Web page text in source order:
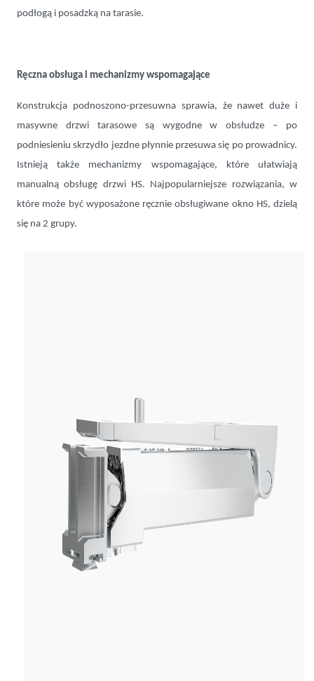
podłogą i posadzką na tarasie.
Ręczna obsługa i mechanizmy wspomagające
Konstrukcja podnoszono-przesuwna sprawia, że nawet duże i
masywne drzwi tarasowe są wygodne w obsłudze – po
podniesieniu skrzydło jezdne płynnie przesuwa się po prowadnicy.
Istnieją także mechanizmy wspomagające, które ułatwiają
manualną obsługę drzwi HS. Najpopularniejsze rozwiązania, w
które może być wyposażone ręcznie obsługiwane okno HS, dzielą
się na 2 grupy.